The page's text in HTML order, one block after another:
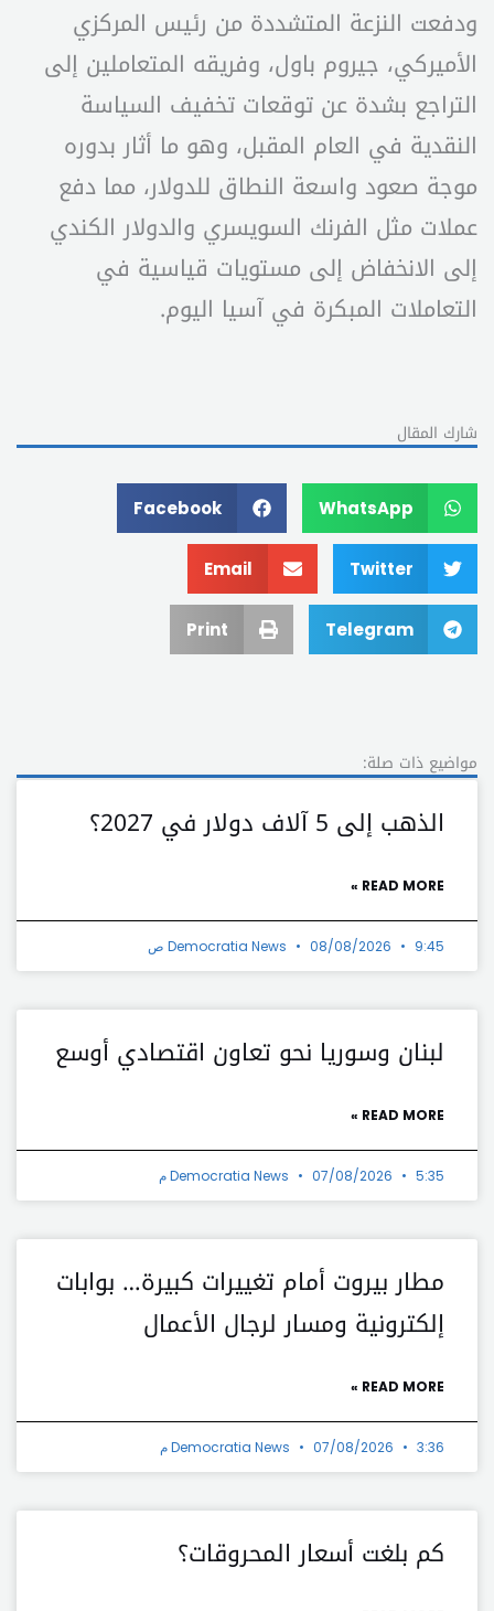
ودفعت النزعة المتشددة من رئيس المركزي
الأميركي، جيروم باول، وفريقه المتعاملين إلى
التراجع بشدة عن توقعات تخفيف السياسة
النقدية في العام المقبل، وهو ما أثار بدوره
موجة صعود واسعة النطاق للدولار، مما دفع
عملات مثل الفرنك السويسري والدولار الكندي
إلى الانخفاض إلى مستويات قياسية في
التعاملات المبكرة في آسيا اليوم.
شارك المقال
WhatsApp
Facebook
Twitter
Email
Telegram
Print
مواضيع ذات صلة:
الذهب إلى 5 آلاف دولار في 2027؟
READ MORE »
Democratia News 08/08/2026 9:45 ص
لبنان وسوريا نحو تعاون اقتصادي أوسع
READ MORE »
Democratia News 07/08/2026 5:35 م
مطار بيروت أمام تغييرات كبيرة… بوابات
إلكترونية ومسار لرجال الأعمال
READ MORE »
Democratia News 07/08/2026 3:36 م
كم بلغت أسعار المحروقات؟